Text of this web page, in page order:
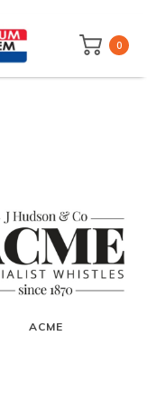
0
ACME